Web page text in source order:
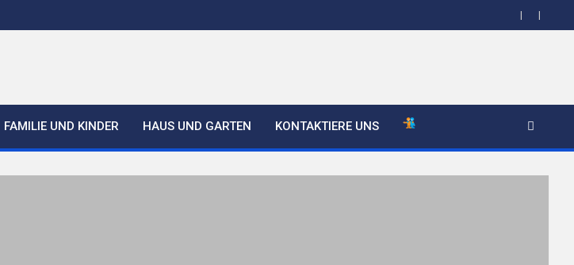
FAMILIE UND KINDER HAUS UND GARTEN KONTAKTIERE UNS